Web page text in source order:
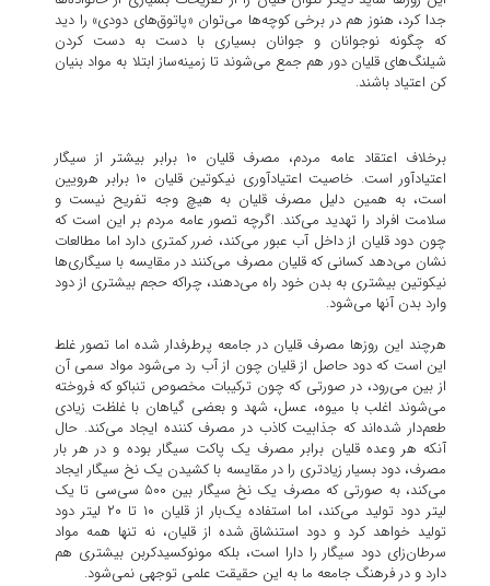
جدا کرد، هنوز هم در برخی کوچه‌ها می‌توان «پاتوق‌های دودی» را دید
که چگونه نوجوانان و جوانان بسیاری با دست به دست کردن
شیلنگ‌های قلیان دور هم جمع می‌شوند تا زمینه‌ساز ابتلا به مواد بنیان
کن اعتیاد باشند.
برخلاف اعتقاد عامه مردم، مصرف قلیان ۱۰ برابر بیشتر از سیگار
اعتیادآور است. خاصیت اعتیادآوری نیکوتین قلیان ۱۰ برابر هرویین
است، به همین دلیل مصرف قلیان به هیچ وجه تفریح نیست و
سلامت افراد را تهدید می‌کند. اگرچه تصور عامه مردم بر این است که
چون دود قلیان از داخل آب عبور می‌کند، ضرر کمتری دارد اما مطالعات
نشان می‌دهد کسانی که قلیان مصرف می‌کنند در مقایسه با سیگاری‌ها
نیکوتین بیشتری به بدن خود راه می‌دهند، چراکه حجم بیشتری از دود
وارد بدن آنها می‌شود.
هرچند این روزها مصرف قلیان در جامعه پرطرفدار شده اما تصور غلط
این است که دود حاصل از قلیان چون از آب رد می‌شود مواد سمی آن
از بین می‌رود، در صورتی که چون ترکیبات مخصوص تنباکو که فروخته
می‌شوند اغلب با میوه، عسل، شهد و بعضی گیاهان با غلظت زیادی
طعم‌دار شده‌اند که جذابیت کاذب در مصرف کننده ایجاد می‌کند. حال
آنکه هر وعده قلیان برابر مصرف یک پاکت سیگار بوده و در هر بار
مصرف، دود بسیار زیادتری را در مقایسه با کشیدن یک نخ سیگار ایجاد
می‌کند، به صورتی که مصرف یک نخ سیگار بین ۵۰۰ سی‌سی تا یک
لیتر دود تولید می‌کند، اما استفاده‌ یک‌بار از قلیان ۱۰ تا ۲۰ لیتر دود
تولید خواهد کرد و دود استنشاق ‌شده از قلیان، نه تنها همه‌ مواد
سرطان‌زای دود سیگار را دارا است، بلکه مونوکسیدکربن بیشتری هم
دارد و در فرهنگ جامعه‌ ما به این حقیقت علمی توجهی نمی‌شود.